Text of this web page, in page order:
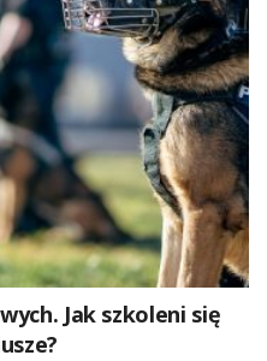
Jak szkoleni się